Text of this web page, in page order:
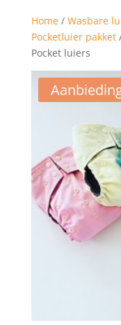
Home/ Wasbare
Pocketluier pakket/
Pocket luiers